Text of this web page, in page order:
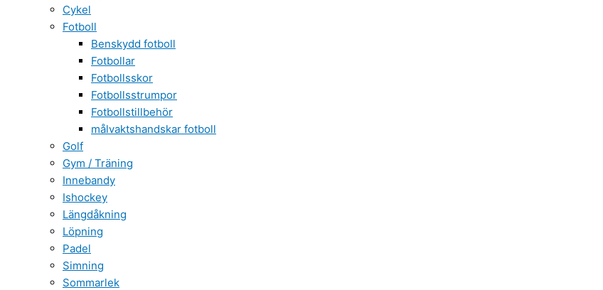
Cykel
Fotboll
Benskydd fotboll
Fotbollar
Fotbollsskor
Fotbollsstrumpor
Fotbollstillbehör
målvaktshandskar fotboll
Golf
Gym / Träning
Innebandy
Ishockey
Längdåkning
Löpning
Padel
Simning
Sommarlek